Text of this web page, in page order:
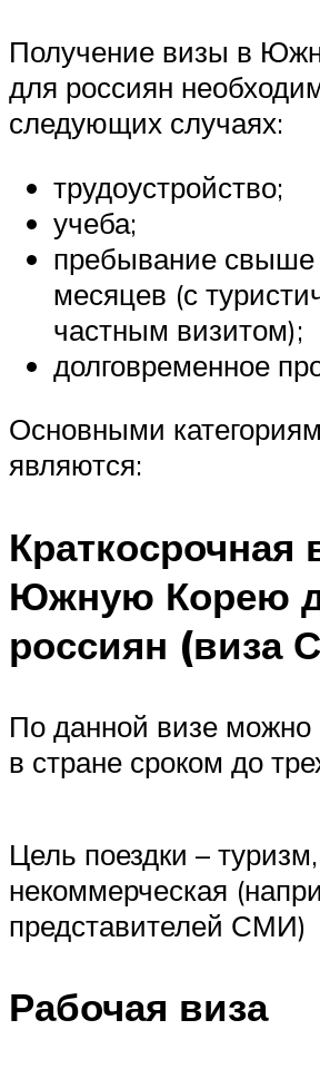
Получение визы в
для россиян
следующих случаях:
трудоустройство;
учеба;
пребывание свыше
месяцев (с
частным визитом);
долговременное
Основными
являются:
Краткосрочная
Южную Корею
россиян (виза
По данной визе можно
в стране сроком до
Цель поездки –
некоммерческая
представителей СМИ)
Рабочая виза